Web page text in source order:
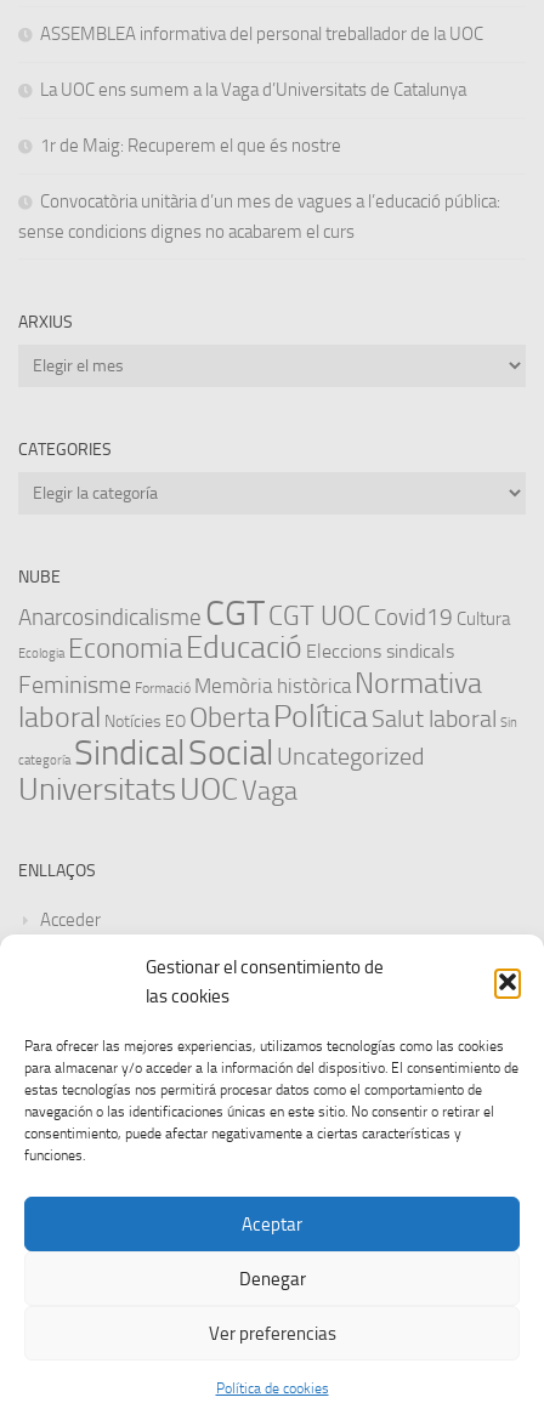
Gestionar el consentimiento de
las cookies
Para ofrecer las mejores experiencias, utilizamos tecnologías como las cookies
para almacenar y/o acceder a la información del dispositivo. El consentimiento de
estas tecnologías nos permitirá procesar datos como el comportamiento de
navegación o las identificaciones únicas en este sitio. No consentir o retirar el
consentimiento, puede afectar negativamente a ciertas características y
funciones.
Aceptar
Denegar
Ver preferencias
Política de cookies
ASSEMBLEA informativa del personal treballador de la UOC
La UOC ens sumem a la Vaga d’Universitats de Catalunya
1r de Maig: Recuperem el que és nostre
Convocatòria unitària d’un mes de vagues a l’educació pública:
sense condicions dignes no acabarem el curs
ARXIUS
Arxius
CATEGORIES
Categories
NUBE
Anarcosindicalisme CGTCGT UOC Covid19 Cultura
Ecologia EconomiaEducació Eleccions sindicals
Feminisme Formació Memòria històrica Normativa
laboral Notícies EO ObertaPolíticaSalut laboral Sin
categoría SindicalSocial Uncategorized
UniversitatsUOCVaga
ENLLAÇOS
Acceder
Feed de entradas
WordPress.org
- Diseñado con el